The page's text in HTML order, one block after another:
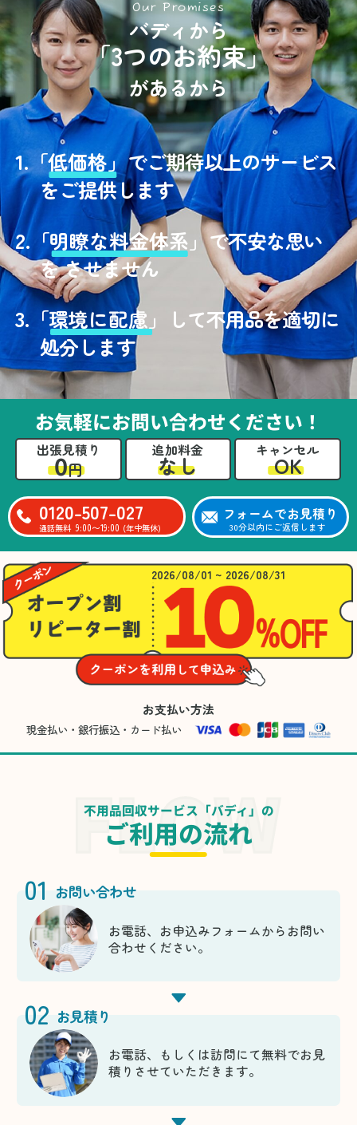
Our Promises
バディから
「3つのお約束」
があるから
1.「低価格」でご期待以上のサービス
をご提供します
2.「明瞭な料金体系」で不安な思い
を させません
3. 「環境に配慮」
して不用品を適切に
処分します
お気軽にお問い合わせください！
出張見積り
0円
追加料金
なし
キャンセル
OK
0120-507-027
通話無料 9:00〜19:00 (年中無休)
フォームでお見積り
30分以内にご返信します
2026/08/01 ~ 2026/08/31
お支払い方法
現金払い・銀行振込・カード払い
不用品回収サービス「バディ」の
ご利用の流れ
01 お問い合わせ
お電話、お申込みフォームからお問い
合わせください。
02 お見積り
お電話、もしくは訪問にて無料でお見
積りさせていただきます。